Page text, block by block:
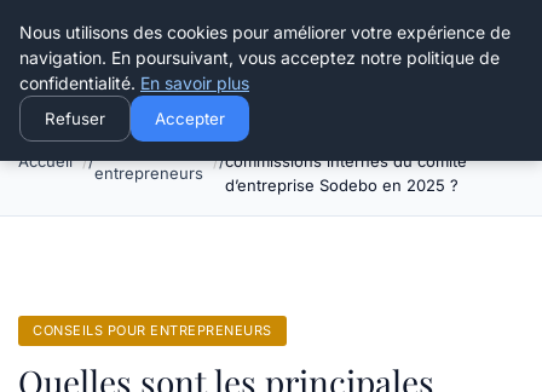
Henry Panky
Accueil
entrepreneurs
Quelles sont les principales
commissions internes du comité
d’entreprise Sodebo en 2025 ?
CONSEILS POUR ENTREPRENEURS
Quelles sont les principales
Nous utilisons des cookies pour améliorer votre expérience de
navigation. En poursuivant, vous acceptez notre politique de
confidentialité. En savoir plus
Refuser Accepter